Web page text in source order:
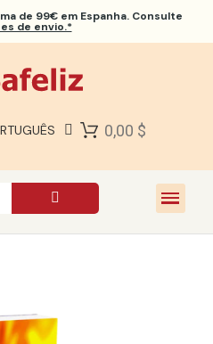
de 99€ em Espanha. Consulte
de envio.*
0,00 $